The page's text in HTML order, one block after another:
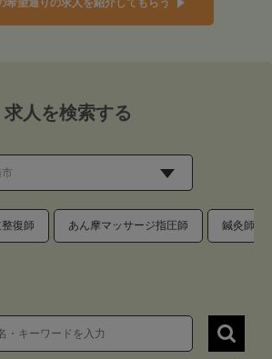
希望通りの求人を紹介してもらう
求人を検索する
復師 あん摩マッサージ指圧師 鍼灸師